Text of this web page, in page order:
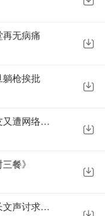
无病痛
枪挨批
乔任梁因抑郁症离世，生前好友又遭网络暴力
餐》
李茂妹妹遭强奸未遂，李茂发长文声讨求公道